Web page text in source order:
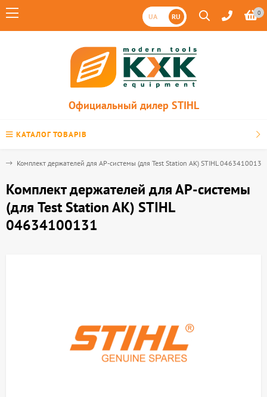
UA RU 0
Официальный дилер STIHL
КАТАЛОГ ТОВАРІВ
Комплект держателей для АP-системы (для Test Station AK) STIHL 04634100131
Комплект держателей для АP-системы
(для Test Station AK) STIHL
04634100131